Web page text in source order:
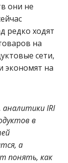
они не
редко ходят
на
сети,
экономят на
IRI
в
а
понять, как